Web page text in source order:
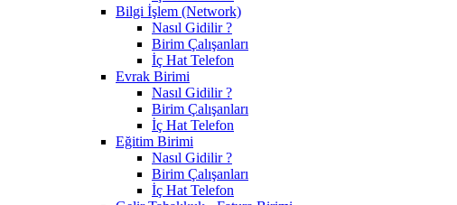
Bilgi İşlem (Network)
Nasıl Gidilir ?
Birim Çalışanları
İç Hat Telefon
Evrak Birimi
Nasıl Gidilir ?
Birim Çalışanları
İç Hat Telefon
Eğitim Birimi
Nasıl Gidilir ?
Birim Çalışanları
İç Hat Telefon